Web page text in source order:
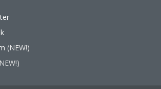
(NEW!)